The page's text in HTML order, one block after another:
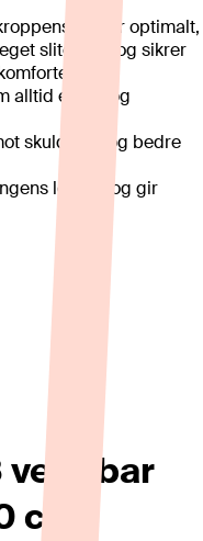
kurver optimalt,
slitesterk og sikrer
alltid er ren og
skulderen og bedre
levetid og gir
vendbar